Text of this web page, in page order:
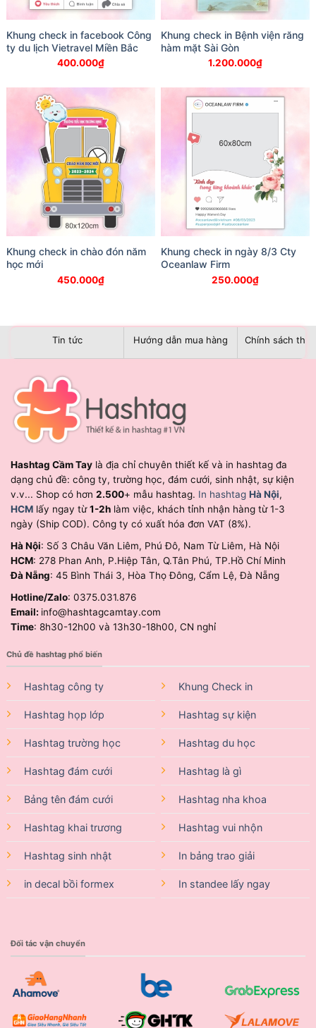
Khung check in facebook Công
ty du lịch Vietravel Miền Bắc
400.000₫
Khung check in Bệnh viện răng
hàm mặt Sài Gòn
1.200.000₫
Khung check in chào đón năm
học mới
450.000₫
Khung check in ngày 8/3 Cty
Oceanlaw Firm
250.000₫
Tin tức Hướng dẫn mua hàng Chính sách
Hashtag Cầm Tay là địa chỉ chuyên thiết kế và in hashtag đa
dạng chủ đề: công ty, trường học, đám cưới, sinh nhật, sự kiện
v.v... Shop có hơn 2.500+ mẫu hashtag. In hashtag Hà Nội,
HCM lấy ngay từ1-2h làm việc, khách tỉnh nhận hàng từ 1-3
ngày (Ship COD). Công ty có xuất hóa đơn VAT (8%).
Hà Nội: Số 3 Châu Văn Liêm, Phú Đô, Nam Từ Liêm, Hà Nội
HCM: 278 Phan Anh, P.Hiệp Tân, Q.Tân Phú, TP.Hồ Chí Minh
Đà Nẵng: 45 Bình Thái 3, Hòa Thọ Đông, Cẩm Lệ, Đà Nẵng
Hotline/Zalo: 0375.031.876
Email: info@hashtagcamtay.com
Time: 8h30-12h00 và 13h30-18h00, CN nghỉ
Chủ đề hashtag phổ biến
Hashtag công ty
Hashtag họp lớp
Hashtag trường học
Hashtag đám cưới
Bảng tên đám cưới
Hashtag khai trương
Hashtag sinh nhật
in decal bồi formex
Khung Check in
Hashtag sự kiện
Hashtag du học
Hashtag là gì
Hashtag nha khoa
Hashtag vui nhộn
In bảng trao giải
In standee lấy ngay
Đối tác vận chuyển